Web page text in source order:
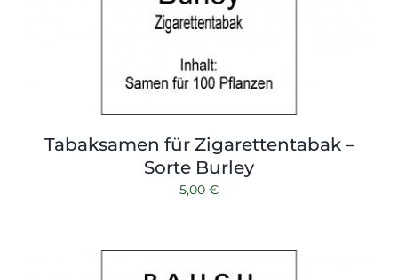
Tabaksamen für Zigarettentabak –
Sorte Burley
5,00 €